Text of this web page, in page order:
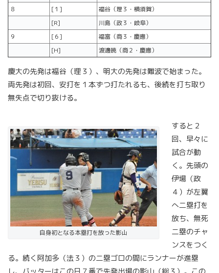
８
[１]
福谷（理３・横須賀）
[R]
川島（政３・岐阜）
９
[６]
福富（商３・慶應）
[H]
渡邊暁（商２・慶應）
慶大の先発は福谷（理３）、明大の先発は難波で始まった。
両先発は初回、安打を１本ずつ打たれるも、後続を打ち取り
無失点で切り抜ける。
自身初となる本塁打を放った影山
すると２
回、早々に
試合が動
く。先頭の
伊場（政
４）が左翼
へ二塁打を
放ち、無死
二塁のチャ
ンスをつく
る。続く阿加多（法３）の二塁ゴロの間にランナーが進塁